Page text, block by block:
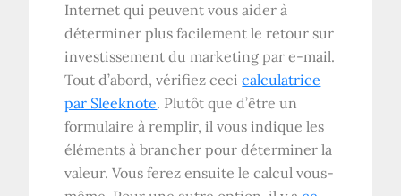
Internet qui peuvent vous aider à
déterminer plus facilement le retour sur
investissement du marketing par e-mail.
Tout d’abord, vérifiez cecicalculatrice
par Sleeknote. Plutôt que d’être un
formulaire à remplir, il vous indique les
éléments à brancher pour déterminer la
valeur. Vous ferez ensuite le calcul vous-